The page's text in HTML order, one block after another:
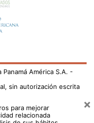
América S.A. -
sin autorización escrita
para mejorar
relacionada
×